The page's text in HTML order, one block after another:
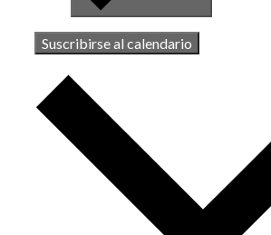
Suscribirse al calendario